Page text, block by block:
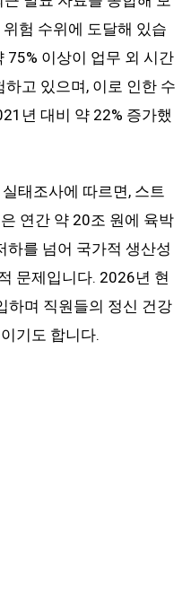
험 수위에 도달해 있습
75% 이상이 업무 외 시간
하고 있으며, 이로 인한 수
년 대비 약 22% 증가했
태조사에 따르면, 스트
연간 약 20조 원에 육박
하를 넘어 국가적 생산성
문제입니다. 2026년 현
하며 직원들의 정신 건강
기도 합니다.